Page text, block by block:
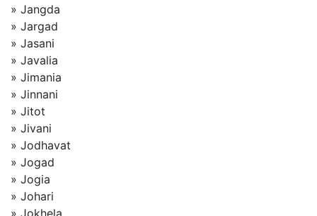
» Jangda
» Jargad
» Jasani
» Javalia
» Jimania
» Jinnani
» Jitot
» Jivani
» Jodhavat
» Jogad
» Jogia
» Johari
» Jokhela